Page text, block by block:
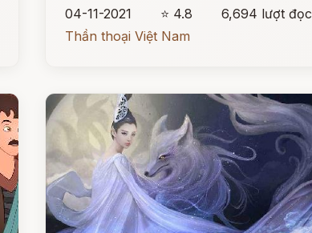
04-11-2021
⭐ 4.8
6,694 lượt đọc
Thần thoại Việt Nam